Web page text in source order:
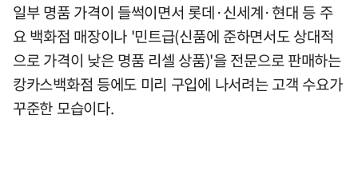
일부 명품 가격이 들썩이면서 롯데·신세계·현대 등 주
요 백화점 매장이나 '민트급(신품에 준하면서도 상대적
으로 가격이 낮은 명품 리셀 상품)'을 전문으로 판매하는
캉카스백화점 등에도 미리 구입에 나서려는 고객 수요가
꾸준한 모습이다.